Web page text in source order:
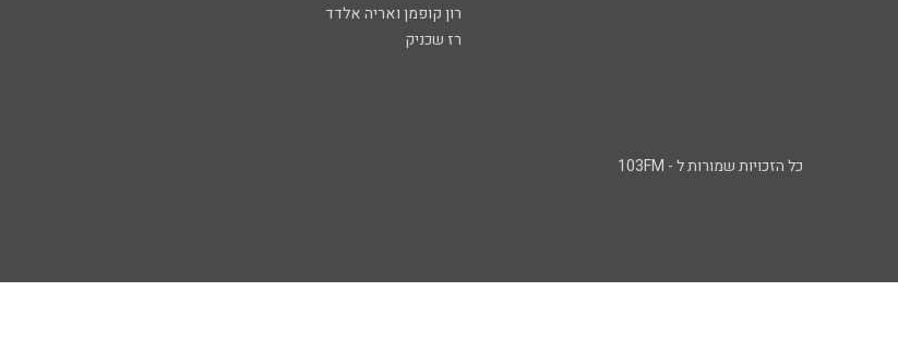
רון קופמן ואריה אלדד
רז שכניק
כל הזכויות שמורות ל - 103FM